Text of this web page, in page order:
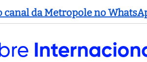
canal da Metropole no